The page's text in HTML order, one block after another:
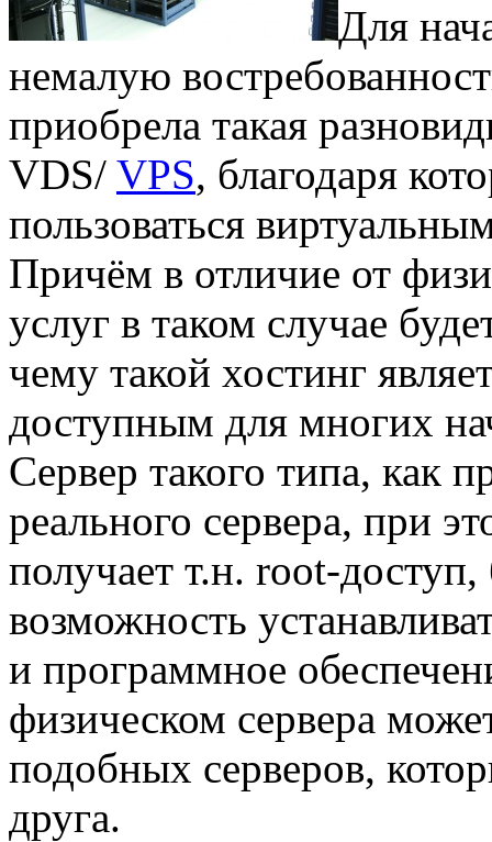
Для
немалую
приобрела такая
VDS/ VPS, благодаря
пользоваться
Причём в отличие от
услуг в таком случае
чему такой хостинг
доступным для многих
Сервер такого типа, как
реального сервера, при
получает т.н. root-
возможность
и программное
физическом сервера
подобных серверов,
друга.